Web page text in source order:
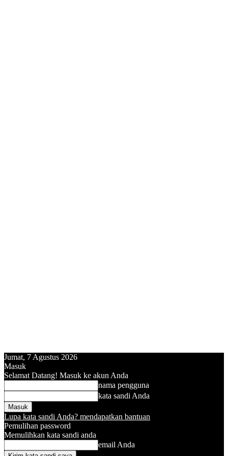
Jumat, 7 Agustus 2026
Masuk
Selamat Datang! Masuk ke akun Anda
nama pengguna
kata sandi Anda
Lupa kata sandi Anda? mendapatkan bantuan
Pemulihan password
Memulihkan kata sandi anda
email Anda